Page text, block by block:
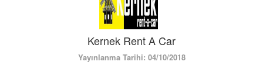
Kernek Rent A Car
Yayınlanma Tarihi: 04/10/2018